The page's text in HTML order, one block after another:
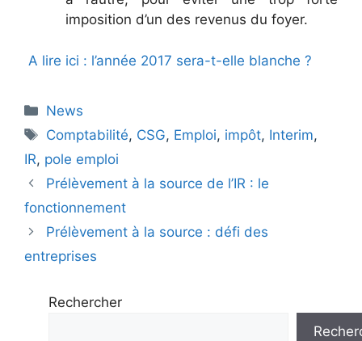
imposition d’un des revenus du foyer.
A lire ici : l’année 2017 sera-t-elle blanche ?
Catégories
News
Étiquettes
Comptabilité, CSG, Emploi, impôt, Interim,
IR, pole emploi
Prélèvement à la source de l’IR : le
fonctionnement
Prélèvement à la source : défi des
entreprises
Rechercher